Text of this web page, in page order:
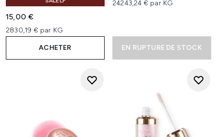
15,00 €
2830,19 € par KG
ACHETER
24243,24 € par KG
EN RUPTURE DE STOCK